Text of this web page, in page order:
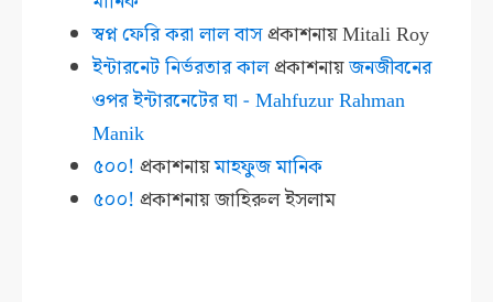
স্বপ্ন ফেরি করা লাল বাসপ্রকাশনায়Mitali Roy
ইন্টারনেট নির্ভরতার কালপ্রকাশনায়জনজীবনের
ওপর ইন্টারনেটের ঘা - Mahfuzur Rahman
Manik
৫০০! প্রকাশনায়মাহফুজ মানিক
৫০০! প্রকাশনায়জাহিরুল ইসলাম